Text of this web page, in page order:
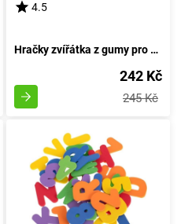
4.5
Hračky zvířátka z gumy pro koupání na farmě
242 Kč
245 Kč